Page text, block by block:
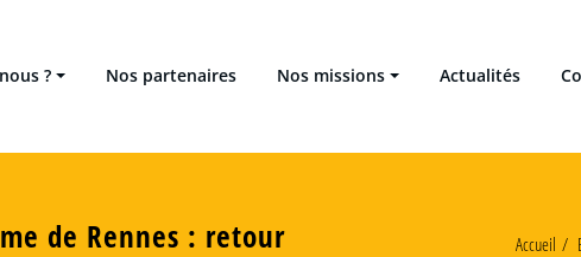
? Nos partenaires Nos missions Actualités
de Rennes : retour
Accueil